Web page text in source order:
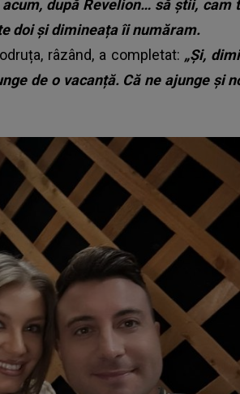
după Revelion… să știi, cam
doi și dimineața îi număram.
râzând, a completat: „Și,
de o vacanță. Că ne ajunge și